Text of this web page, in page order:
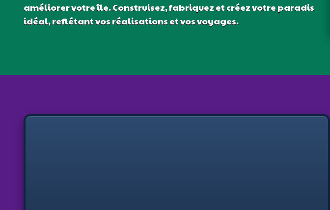
améliorer votre île. Construisez, fabriquez et créez votre paradis
idéal, reflétant vos réalisations et vos voyages.